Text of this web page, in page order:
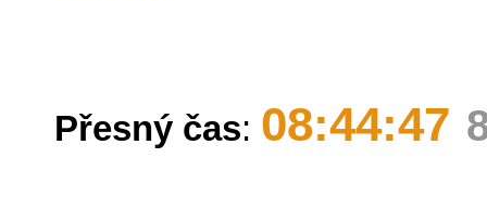
Přesný čas: 08:44:47